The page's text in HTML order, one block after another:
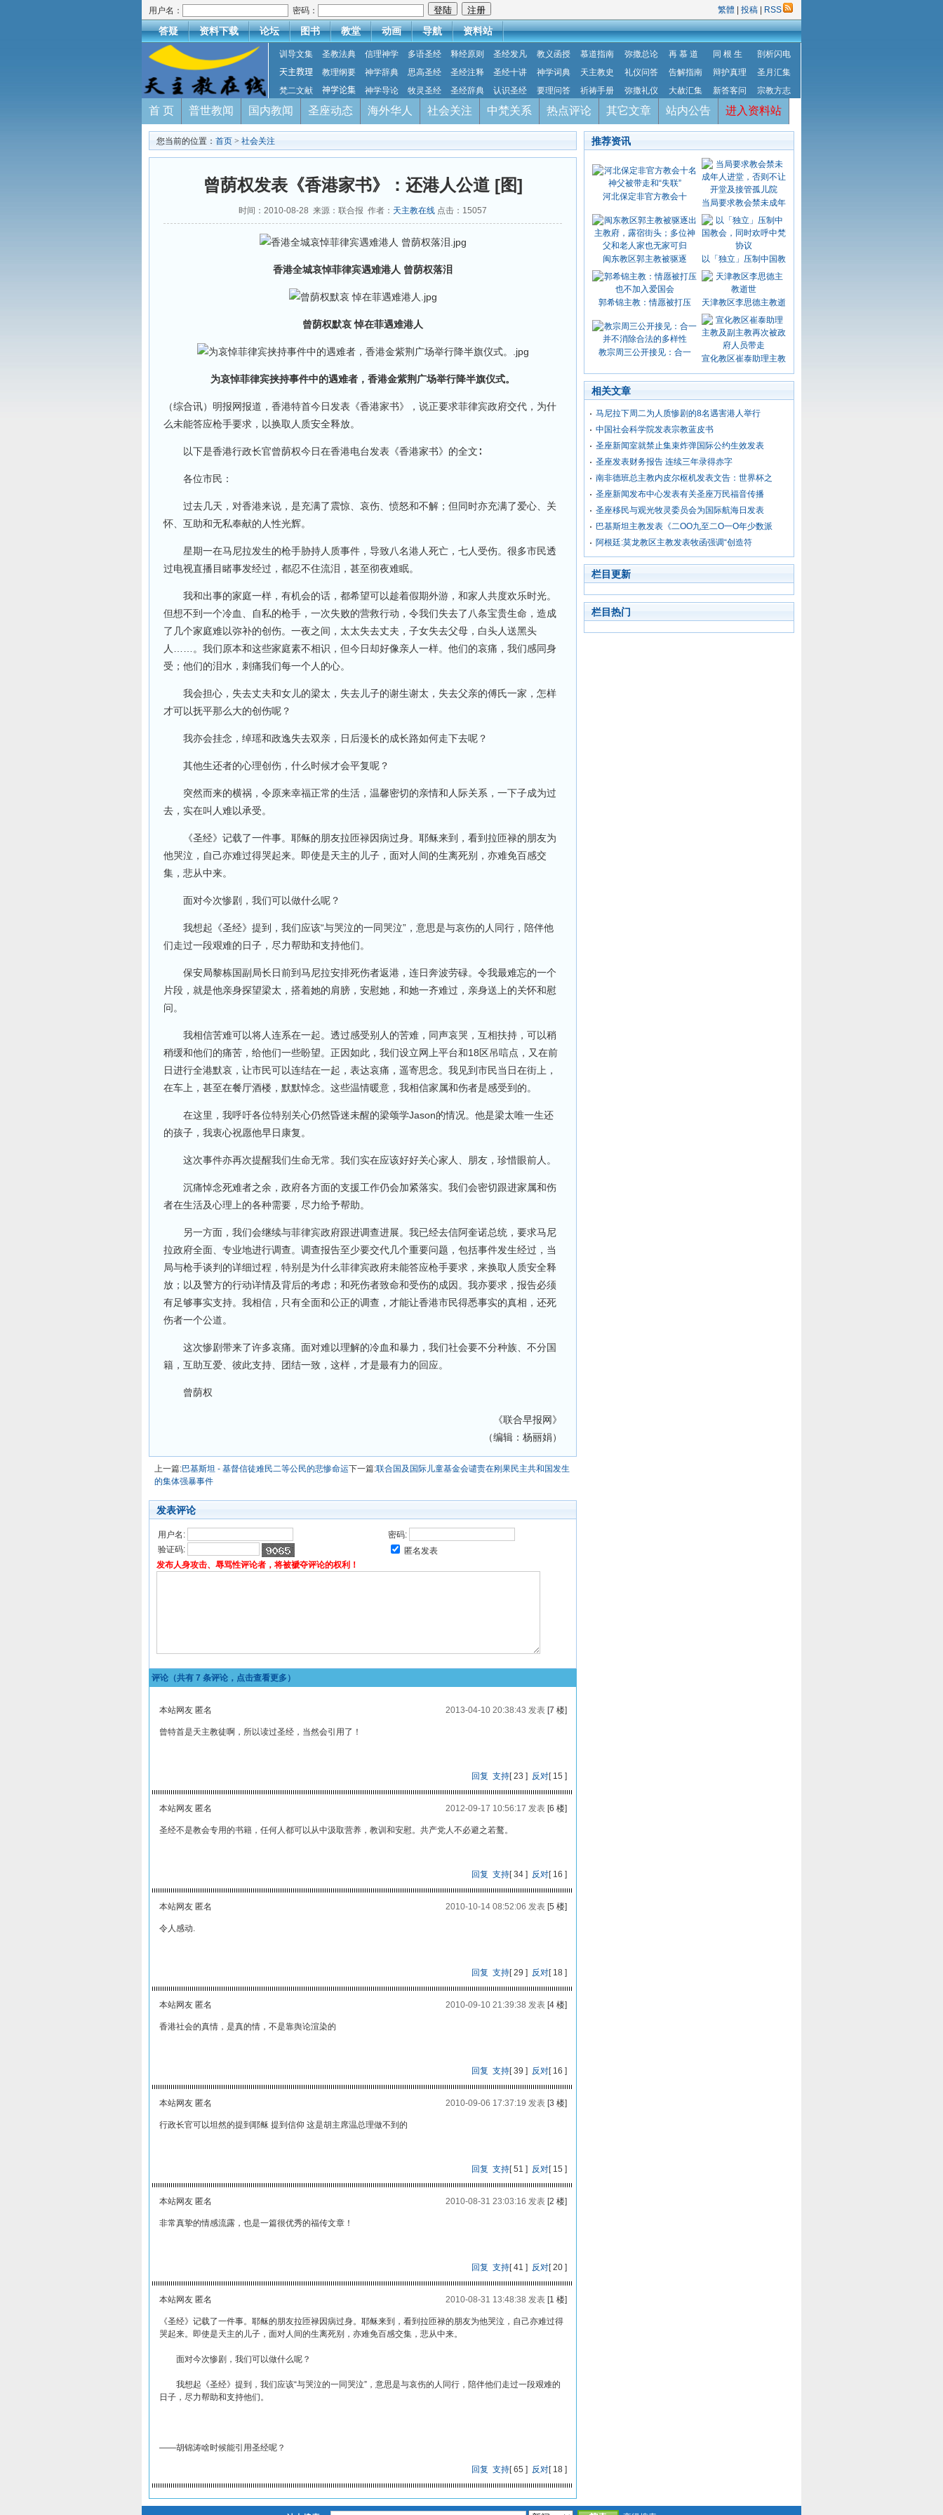
用户名： 密码： 繁體 投稿 RSS
答疑 资料下载 论坛 图书 教堂 动画 导航 资料站
训导文集 圣教法典 信理神学 多语圣经 释经原则 圣经发凡 教义函授 慕道指南 弥撒总论 再 慕 道 同 根 生
剖析闪电
天主教理
教理纲要 神学辞典 思高圣经 圣经注释 圣经十讲 神学词典 天主教史 礼仪问答 告解指南 辩护真理
圣月汇集
梵二文献
神学论集 神学导论 牧灵圣经 圣经辞典 认识圣经 要理问答 祈祷手册 弥撒礼仪 大赦汇集 新答客问 宗教方志
首 页 普世教闻 国内教闻 圣座动态 海外华人 社会关注 中梵关系 热点评论 其它文章 站内公告 进入资料站
您当前的位置： 首页 > 社会关注
曾荫权发表《香港家书》：还港人公道 [图]
时间：2010-08-28 来源：联合报 作者： 天主教在线 点击： 15057
香港全城哀悼菲律宾遇难港人 曾荫权落泪
曾荫权默哀 悼在菲遇难港人
为哀悼菲律宾挟持事件中的遇难者，香港金紫荆广场举行降半旗仪式。
（综合讯）明报网报道，香港特首今日发表《香港家书》，说正要求菲律宾政府交代，为什
么未能答应枪手要求，以换取人质安全释放。
以下是香港行政长官曾荫权今日在香港电台发表《香港家书》的全文∶
各位市民：
过去几天，对香港来说，是充满了震惊、哀伤、愤怒和不解；但同时亦充满了爱心、关
怀、互助和无私奉献的人性光辉。
星期一在马尼拉发生的枪手胁持人质事件，导致八名港人死亡，七人受伤。很多市民透
过电视直播目睹事发经过，都忍不住流泪，甚至彻夜难眠。
我和出事的家庭一样，有机会的话，都希望可以趁着假期外游，和家人共度欢乐时光。
但想不到一个冷血、自私的枪手，一次失败的营救行动，令我们失去了八条宝贵生命，造成
了几个家庭难以弥补的创伤。一夜之间，太太失去丈夫，子女失去父母，白头人送黑头
人……。我们原本和这些家庭素不相识，但今日却好像亲人一样。他们的哀痛，我们感同身
受；他们的泪水，刺痛我们每一个人的心。
我会担心，失去丈夫和女儿的梁太，失去儿子的谢生谢太，失去父亲的傅氏一家，怎样
才可以抚平那么大的创伤呢？
我亦会挂念，绰瑶和政逸失去双亲，日后漫长的成长路如何走下去呢？
其他生还者的心理创伤，什么时候才会平复呢？
突然而来的横祸，令原来幸福正常的生活，温馨密切的亲情和人际关系，一下子成为过
去，实在叫人难以承受。
《圣经》记载了一件事。耶稣的朋友拉匝禄因病过身。耶稣来到，看到拉匝禄的朋友为
他哭泣，自己亦难过得哭起来。即使是天主的儿子，面对人间的生离死别，亦难免百感交
集，悲从中来。
面对今次惨剧，我们可以做什么呢？
我想起《圣经》提到，我们应该“与哭泣的一同哭泣”，意思是与哀伤的人同行，陪伴他
们走过一段艰难的日子，尽力帮助和支持他们。
保安局黎栋国副局长日前到马尼拉安排死伤者返港，连日奔波劳碌。令我最难忘的一个
片段，就是他亲身探望梁太，搭着她的肩膀，安慰她，和她一齐难过，亲身送上的关怀和慰
问。
我相信苦难可以将人连系在一起。透过感受别人的苦难，同声哀哭，互相扶持，可以稍
稍缓和他们的痛苦，给他们一些盼望。正因如此，我们设立网上平台和18区吊唁点，又在前
日进行全港默哀，让市民可以连结在一起，表达哀痛，遥寄思念。我见到市民当日在街上，
在车上，甚至在餐厅酒楼，默默悼念。这些温情暖意，我相信家属和伤者是感受到的。
在这里，我呼吁各位特别关心仍然昏迷未醒的梁颂学Jason的情况。他是梁太唯一生还
的孩子，我衷心祝愿他早日康复。
这次事件亦再次提醒我们生命无常。我们实在应该好好关心家人、朋友，珍惜眼前人。
沉痛悼念死难者之余，政府各方面的支援工作仍会加紧落实。我们会密切跟进家属和伤
者在生活及心理上的各种需要，尽力给予帮助。
另一方面，我们会继续与菲律宾政府跟进调查进展。我已经去信阿奎诺总统，要求马尼
拉政府全面、专业地进行调查。调查报告至少要交代几个重要问题，包括事件发生经过，当
局与枪手谈判的详细过程，特别是为什么菲律宾政府未能答应枪手要求，来换取人质安全释
放；以及警方的行动详情及背后的考虑；和死伤者致命和受伤的成因。我亦要求，报告必须
有足够事实支持。我相信，只有全面和公正的调查，才能让香港市民得悉事实的真相，还死
伤者一个公道。
这次惨剧带来了许多哀痛。面对难以理解的冷血和暴力，我们社会要不分种族、不分国
籍，互助互爱、彼此支持、团结一致，这样，才是最有力的回应。
曾荫权
《联合早报网》
（编辑：杨丽娟）
上一篇:巴基斯坦 - 基督信徒难民二等公民的悲惨命运下一篇:联合国及国际儿童基金会谴责在刚果民主共和国发生
的集体强暴事件
发表评论
用户名:
密码:
验证码:
匿名发表
发布人身攻击、辱骂性评论者，将被褫夺评论的权利！
评论（共有 7 条评论，点击查看更多）
本站网友 匿名 2013-04-10 20:38:43 发表[7 楼]
曾特首是天主教徒啊，所以读过圣经，当然会引用了！
回复 支持[23 ] 反对[15 ]
本站网友 匿名 2012-09-17 10:56:17 发表[6 楼]
圣经不是教会专用的书籍，任何人都可以从中汲取营养，教训和安慰。共产党人不必避之若鹜。
回复 支持[34 ] 反对[16 ]
本站网友 匿名 2010-10-14 08:52:06 发表[5 楼]
令人感动.
回复 支持[29 ] 反对[18 ]
本站网友 匿名 2010-09-10 21:39:38 发表[4 楼]
香港社会的真情，是真的情，不是靠舆论渲染的
回复 支持[39 ] 反对[16 ]
本站网友 匿名 2010-09-06 17:37:19 发表[3 楼]
行政长官可以坦然的提到耶稣 提到信仰 这是胡主席温总理做不到的
回复 支持[51 ] 反对[15 ]
本站网友 匿名 2010-08-31 23:03:16 发表[2 楼]
非常真挚的情感流露，也是一篇很优秀的福传文章！
回复 支持[41 ] 反对[20 ]
本站网友 匿名 2010-08-31 13:48:38 发表[1 楼]
《圣经》记载了一件事。耶稣的朋友拉匝禄因病过身。耶稣来到，看到拉匝禄的朋友为他哭泣，自己亦难过得
哭起来。即使是天主的儿子，面对人间的生离死别，亦难免百感交集，悲从中来。
面对今次惨剧，我们可以做什么呢？
我想起《圣经》提到，我们应该“与哭泣的一同哭泣”，意思是与哀伤的人同行，陪伴他们走过一段艰难的
日子，尽力帮助和支持他们。
——胡锦涛啥时候能引用圣经呢？
回复 支持[65 ] 反对[18 ]
推荐资讯
河北保定非官方教会十
当局要求教会禁未成年
闽东教区郭主教被驱逐 以「独立」压制中国教
郭希锦主教：情愿被打压 天津教区李思德主教逝
教宗周三公开接见：合一
宣化教区崔泰助理主教
相关文章
马尼拉下周二为人质惨剧的8名遇害港人举行
中国社会科学院发表宗教蓝皮书
圣座新闻室就禁止集束炸弹国际公约生效发表
圣座发表财务报告 连续三年录得赤字
南非德班总主教内皮尔枢机发表文告：世界杯之
圣座新闻发布中心发表有关圣座万民福音传播
圣座移民与观光牧灵委员会为国际航海日发表
巴基斯坦主教发表《二OO九至二O一O年少数派
阿根廷:莫龙教区主教发表牧函强调“创造符
栏目更新
栏目热门